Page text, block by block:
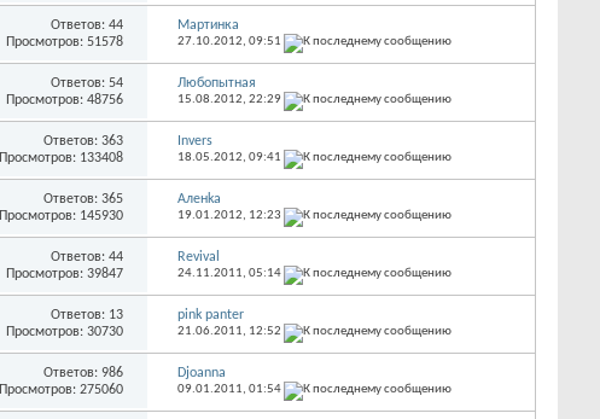
Ответов: 44
Просмотров: 51578
Мартинка
27.10.2012, 09:51
Ответов: 54
Просмотров: 48756
Любопытная
15.08.2012, 22:29
Ответов: 363
Просмотров: 133408
Invers
18.05.2012, 09:41
Ответов: 365
Просмотров: 145930
Аленka
19.01.2012, 12:23
Ответов: 44
Просмотров: 39847
Revival
24.11.2011, 05:14
Ответов: 13
Просмотров: 30730
pink panter
21.06.2011, 12:52
Ответов: 986
Просмотров: 275060
Djoanna
09.01.2011, 01:54